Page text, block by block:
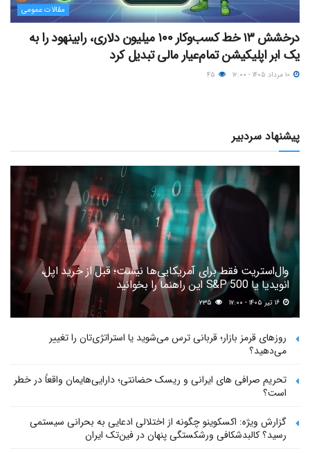
مقالات عمومی
درخشش ۱۳ خط کسب‌وکار ۱۰۰ میلیون دلاری، رابینهود را به
یک ابر اپلیکیشن تمام‌عیار مالی تبدیل کرد
پیشنهاد سردبیر
وال‌استریت فقط برای آمریکایی‌ها نیست؛ قبل از خرید اپل،
انویدیا یا S&P 500 این راهنما را بخوانید
۲۳۵
روزهای قرمز بازار؛ قربانی ترس می‌شوید یا استراتژی‌تان را تغییر
می‌دهید؟
تحریم صرافی های ایرانی و ریسک حضانتی؛ دارایی‌هایمان واقعاً در خطر
است؟
گزارش ویژه: اکسکوینو چگونه از اختلالی ادعایی به بحرانی سیستمی
رسید؟ کالبدشکافی ورشکستگی پنهان در فین‌تک ایران